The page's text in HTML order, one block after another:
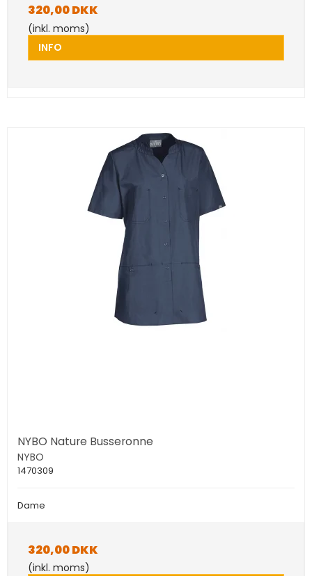
320,00 DKK
(inkl. moms)
INFO
NYBO Nature Busseronne
NYBO
1470309
Dame
320,00 DKK
(inkl. moms)